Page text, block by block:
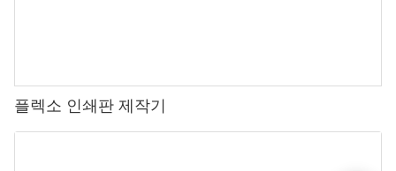
플렉소 인쇄판 제작기